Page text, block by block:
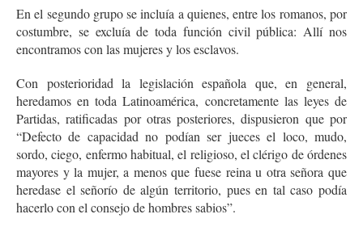
En el segundo grupo se incluía a quienes, entre los romanos, por
costumbre, se excluía de toda función civil pública: Allí nos
encontramos con las mujeres y los esclavos.
Con posterioridad la legislación española que, en general,
heredamos en toda Latinoamérica, concretamente las leyes de
Partidas, ratificadas por otras posteriores, dispusieron que por
“Defecto de capacidad no podían ser jueces el loco, mudo,
sordo, ciego, enfermo habitual, el religioso, el clérigo de órdenes
mayores y la mujer, a menos que fuese reina u otra señora que
heredase el señorío de algún territorio, pues en tal caso podía
hacerlo con el consejo de hombres sabios”.